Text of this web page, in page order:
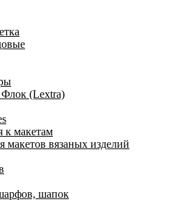
(Lextra)
к макетам
макетов вязаных изделий
шапок